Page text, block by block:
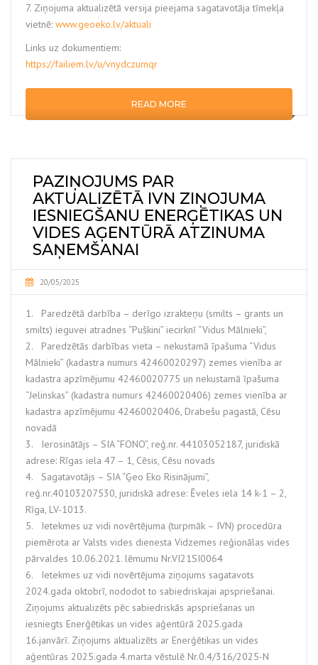
7. Ziņojuma aktualizētā versija pieejama sagatavotāja tīmekļa
vietnē: www.geoeko.lv/aktuali
Links uz dokumentiem:
https://failiem.lv/u/vnydczumqr
READ MORE
PAZIŅOJUMS PAR
AKTUALIZĒTĀ IVN ZIŅOJUMA
IESNIEGŠANU ENERĢĒTIKAS UN
VIDES AĢENTŪRĀ ATZINUMA
SAŅEMŠANAI
20/05/2025
1. Paredzētā darbība – derīgo izrakteņu (smilts – grants un
smilts) ieguvei atradnes “Puškini” iecirknī “Vidus Mālnieki”,
2. Paredzētās darbības vieta – nekustamā īpašuma “Vidus
Mālnieki” (kadastra numurs 42460020297) zemes vienība ar
kadastra apzīmējumu 42460020775 un nekustamā īpašuma
“Jelinskas” (kadastra numurs 42460020406) zemes vienība ar
kadastra apzīmējumu 42460020406, Drabešu pagastā, Cēsu
novadā
3. Ierosinātājs – SIA “FONO”, reģ.nr. 44103052187, juridiskā
adrese: Rīgas iela 47 – 1, Cēsis, Cēsu novads
4. Sagatavotājs – SIA “Ģeo Eko Risinājumi”,
reģ.nr.40103207530, juridiskā adrese: Ēveles iela 14 k-1 – 2,
Rīga, LV-1013.
5. Ietekmes uz vidi novērtējuma (turpmāk – IVN) procedūra
piemērota ar Valsts vides dienesta Vidzemes reģionālas vides
pārvaldes 10.06.2021. lēmumu Nr.VI21SI0064
6. Ietekmes uz vidi novērtējuma ziņojums sagatavots
2024.gada oktobrī, nododot to sabiedriskajai apspriešanai.
Ziņojums aktualizēts pēc sabiedriskās apspriešanas un
iesniegts Enerģētikas un vides aģentūrā 2025.gada
16.janvārī. Ziņojums aktualizēts ar Enerģētikas un vides
aģentūras 2025.gada 4.marta vēstulē Nr.0.4/316/2025-N